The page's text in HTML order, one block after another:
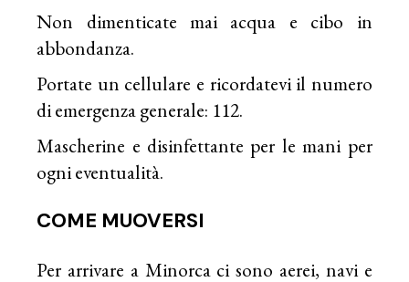
Non dimenticate mai acqua e cibo in
abbondanza.
Portate un cellulare e ricordatevi il numero
di emergenza generale: 112.
Mascherine e disinfettante per le mani per
ogni eventualità.
COME MUOVERSI
Per arrivare a Minorca ci sono aerei, navi e